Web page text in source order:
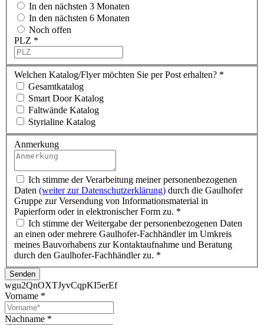
In den nächsten 3 Monaten
In den nächsten 6 Monaten
Noch offen
PLZ *
Welchen Katalog/Flyer möchten Sie per Post erhalten? *
Gesamtkatalog
Smart Door Katalog
Faltwände Katalog
Styrialine Katalog
Anmerkung
Ich stimme der Verarbeitung meiner personenbezogenen
Daten (weiter zur Datenschutzerklärung) durch die Gaulhofer
Gruppe zur Versendung von Informationsmaterial in
Papierform oder in elektronischer Form zu. *
Ich stimme der Weitergabe der personenbezogenen Daten
an einen oder mehrere Gaulhofer-Fachhändler im Umkreis
meines Bauvorhabens zur Kontaktaufnahme und Beratung
durch den Gaulhofer-Fachhändler zu. *
Senden
wgu2QnOXTJyvCqpKI5erEf
Vorname *
Nachname *